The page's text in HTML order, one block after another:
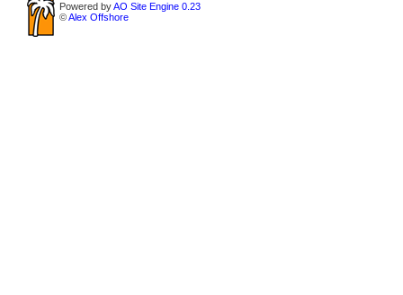
Powered byAO Site Engine 0.23
©Alex Offshore